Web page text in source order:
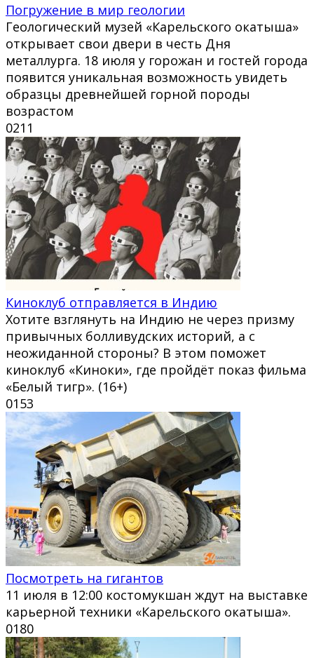
Погружение в мир геологии
Геологический музей «Карельского окатыша»
открывает свои двери в честь Дня
металлурга. 18 июля у горожан и гостей города
появится уникальная возможность увидеть
образцы древнейшей горной породы
возрастом
0211
Киноклуб отправляется в Индию
Хотите взглянуть на Индию не через призму
привычных болливудских историй, а с
неожиданной стороны? В этом поможет
киноклуб «Киноки», где пройдёт показ фильма
«Белый тигр». (16+)
0153
Посмотреть на гигантов
11 июля в 12:00 костомукшан ждут на выставке
карьерной техники «Карельского окатыша».
0180